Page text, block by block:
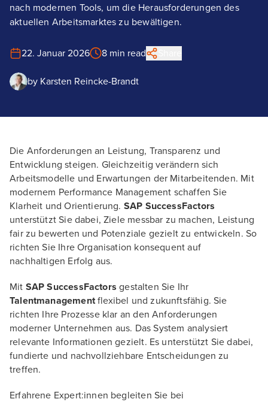
nach modernen Tools, um die Herausforderungen des
aktuellen Arbeitsmarktes zu bewältigen.
22. Januar 2026 8 min read
by Karsten Reincke-Brandt
Die Anforderungen an Leistung, Transparenz und
Entwicklung steigen. Gleichzeitig verändern sich
Arbeitsmodelle und Erwartungen der Mitarbeitenden. Mit
modernem Performance Management schaffen Sie
Klarheit und Orientierung. SAP SuccessFactors
unterstützt Sie dabei, Ziele messbar zu machen, Leistung
fair zu bewerten und Potenziale gezielt zu entwickeln. So
richten Sie Ihre Organisation konsequent auf
nachhaltigen Erfolg aus.
Mit SAP SuccessFactors gestalten Sie Ihr
Talentmanagementflexibel und zukunftsfähig. Sie
richten Ihre Prozesse klar an den Anforderungen
moderner Unternehmen aus. Das System analysiert
relevante Informationen gezielt. Es unterstützt Sie dabei,
fundierte und nachvollziehbare Entscheidungen zu
treffen.
Erfahrene Expert:innen begleiten Sie bei